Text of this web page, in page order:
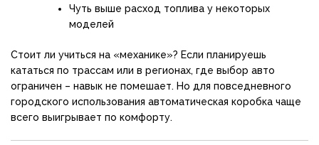
Чуть выше расход топлива у некоторых
моделей
Стоит ли учиться на «механике»? Если планируешь
кататься по трассам или в регионах, где выбор авто
ограничен – навык не помешает. Но для повседневного
городского использования автоматическая коробка чаще
всего выигрывает по комфорту.